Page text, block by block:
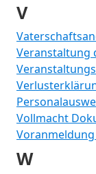
V
Veranstaltung
Vollmacht
W